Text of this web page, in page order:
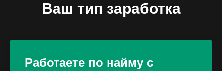
Ваш тип заработка
Работаете по найму с